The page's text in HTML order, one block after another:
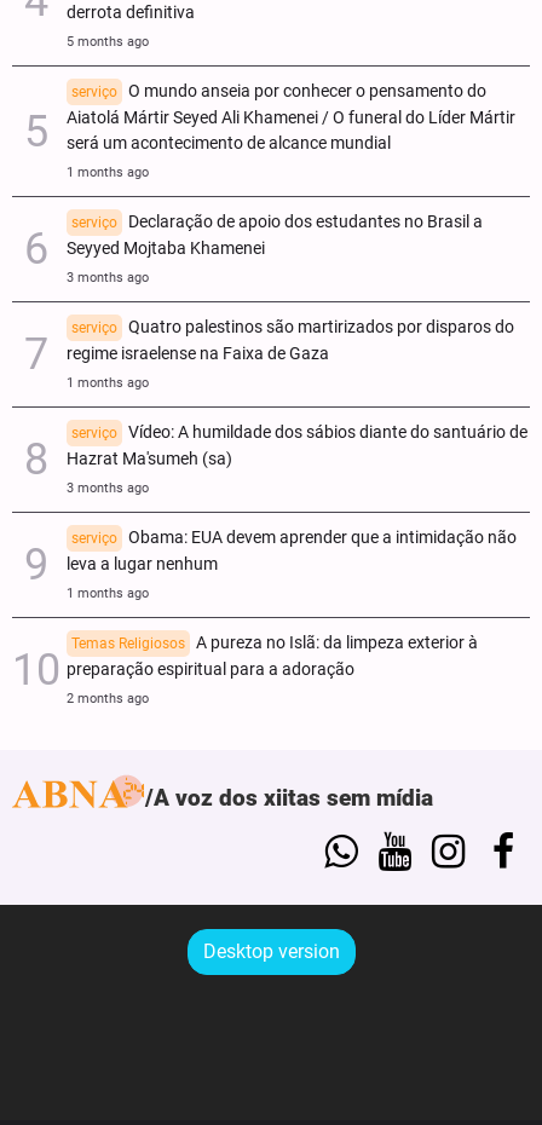
derrota definitiva
5 months ago
serviço
O mundo anseia por conhecer o pensamento do
Aiatolá Mártir Seyed Ali Khamenei / O funeral do Líder Mártir
será um acontecimento de alcance mundial
1 months ago
serviço
Declaração de apoio dos estudantes no Brasil a
Seyyed Mojtaba Khamenei
3 months ago
serviço
Quatro palestinos são martirizados por disparos do
regime israelense na Faixa de Gaza
1 months ago
serviço
Vídeo: A humildade dos sábios diante do santuário de
Hazrat Ma'sumeh (sa)
3 months ago
serviço
Obama: EUA devem aprender que a intimidação não
leva a lugar nenhum
1 months ago
Temas Religiosos
A pureza no Islã: da limpeza exterior à
preparação espiritual para a adoração
2 months ago
A voz dos xiitas sem mídia
Desktop version